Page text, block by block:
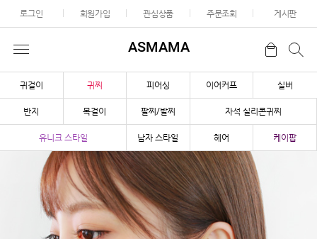
로그인 회원가입 관심상품 주문조회 게시판
ASMAMA
귀걸이 귀찌 피어싱 이어커프 실버
반지 목걸이 팔찌/발찌 자석 실리콘귀찌
유니크 스타일 남자 스타일 헤어 케이팝